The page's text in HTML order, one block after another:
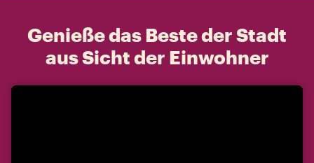
Genieße das Beste der Stadt
aus Sicht der Einwohner